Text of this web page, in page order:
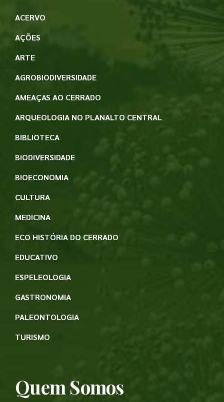
ACERVO
AÇÕES
ARTE
AGROBIODIVERSIDADE
AMEAÇAS AO CERRADO
ARQUEOLOGIA NO PLANALTO CENTRAL
BIBLIOTECA
BIODIVERSIDADE
BIOECONOMIA
CULTURA
MEDICINA
ECO HISTÓRIA DO CERRADO
EDUCATIVO
ESPELEOLOGIA
GASTRONOMIA
PALEONTOLOGIA
TURISMO
Quem Somos